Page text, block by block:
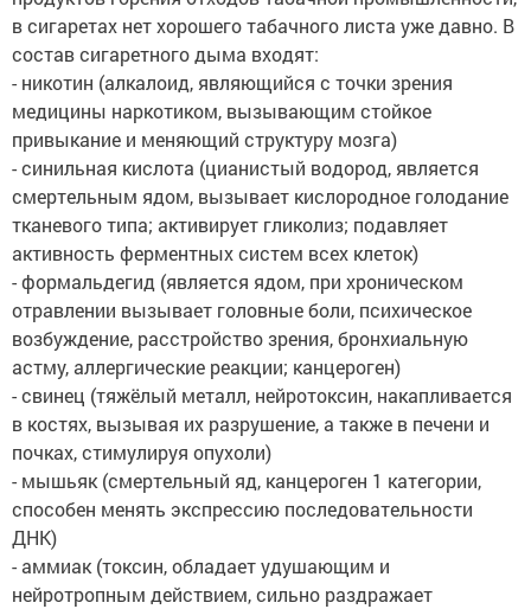
в сигаретах нет хорошего табачного листа уже давно. В
состав сигаретного дыма входят:
- никотин (алкалоид, являющийся с точки зрения
медицины наркотиком, вызывающим стойкое
привыкание и меняющий структуру мозга)
- синильная кислота (цианистый водород, является
смертельным ядом, вызывает кислородное голодание
тканевого типа; активирует гликолиз; подавляет
активность ферментных систем всех клеток)
- формальдегид (является ядом, при хроническом
отравлении вызывает головные боли, психическое
возбуждение, расстройство зрения, бронхиальную
астму, аллергические реакции; канцероген)
- свинец (тяжёлый металл, нейротоксин, накапливается
в костях, вызывая их разрушение, а также в печени и
почках, стимулируя опухоли)
- мышьяк (смертельный яд, канцероген 1 категории,
способен менять экспрессию последовательности
ДНК)
- аммиак (токсин, обладает удушающим и
нейротропным действием, сильно раздражает